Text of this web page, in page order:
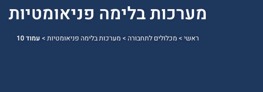
מערכות בלימה פניאומטיות
ראשי> מכלולים לתחבורה > מערכות בלימה פניאומטיות> עמוד 10